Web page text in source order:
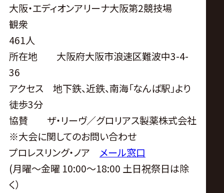
大阪・エディオンアリーナ大阪第2競技場
観衆
461人
所在地 大阪府大阪市浪速区難波中3-4-
36
アクセス 地下鉄、近鉄、南海「なんば駅」より
徒歩3分
協賛 ザ・リーヴ／グロリアス製薬株式会社
※大会に関してのお問い合わせ
プロレスリング・ノア メール窓口
(月曜〜金曜 10:00〜18:00 土日祝祭日は除
く）